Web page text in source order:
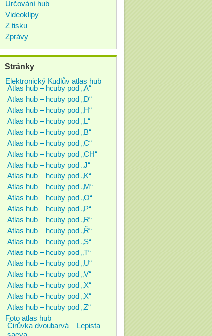
Určování hub
Videoklipy
Z tisku
Zprávy
Stránky
Elektronický Kudlův atlas hub
Atlas hub – houby pod „A“
Atlas hub – houby pod „D“
Atlas hub – houby pod „H“
Atlas hub – houby pod „L“
Atlas hub – houby pod „B“
Atlas hub – houby pod „C“
Atlas hub – houby pod „CH“
Atlas hub – houby pod „J“
Atlas hub – houby pod „K“
Atlas hub – houby pod „M“
Atlas hub – houby pod „O“
Atlas hub – houby pod „P“
Atlas hub – houby pod „R“
Atlas hub – houby pod „Ř“
Atlas hub – houby pod „S“
Atlas hub – houby pod „T“
Atlas hub – houby pod „U“
Atlas hub – houby pod „V“
Atlas hub – houby pod „X“
Atlas hub – houby pod „X“
Atlas hub – houby pod „Z“
Foto atlas hub
Čirůvka dvoubarvá – Lepista
saeva